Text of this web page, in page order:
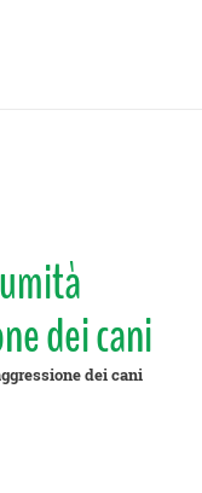
dei cani
dei cani